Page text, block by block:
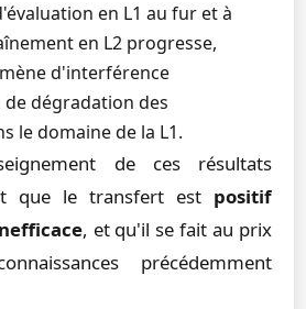
en L1 au fur et à
en L2 progresse,
d'interférence
dégradation des
le domaine de la L1.
de ces résultats
que le transfert est positif
, et qu'il se fait au prix
précédemment